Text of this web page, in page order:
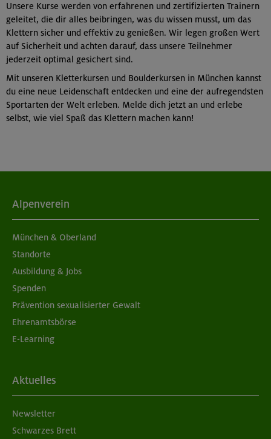
Unsere Kurse werden von erfahrenen und zertifizierten Trainern
geleitet, die dir alles beibringen, was du wissen musst, um das
Klettern sicher und effektiv zu genießen. Wir legen großen Wert
auf Sicherheit und achten darauf, dass unsere Teilnehmer
jederzeit optimal gesichert sind.
Mit unseren Kletterkursen und Boulderkursen in München kannst
du eine neue Leidenschaft entdecken und eine der aufregendsten
Sportarten der Welt erleben. Melde dich jetzt an und erlebe
selbst, wie viel Spaß das Klettern machen kann!
Alpenverein
München & Oberland
Standorte
Ausbildung & Jobs
Spenden
Prävention sexualisierter Gewalt
Ehrenamtsbörse
E-Learning
Aktuelles
Newsletter
Schwarzes Brett